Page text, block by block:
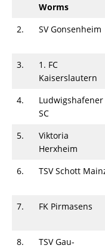
Worms
2. SV Gonsenheim
3.
1. FC
Kaiserslautern
4.
Ludwigshafener
SC
5.
Viktoria
Herxheim
6. TSV Schott
7. FK Pirmasens
8.
TSV Gau-